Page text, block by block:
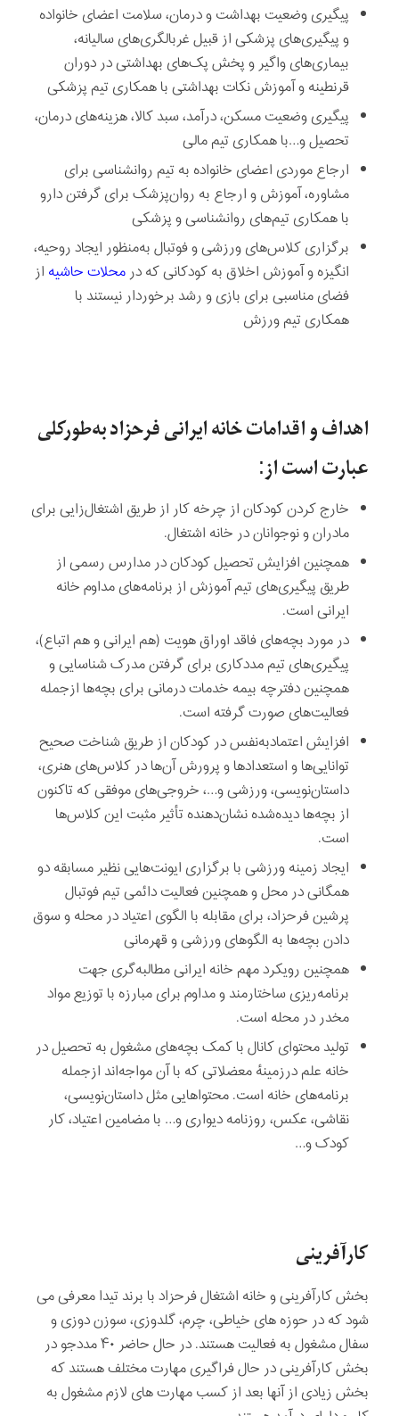
پیگیری وضعیت بهداشت و درمان، سلامت اعضای خانواده
و پیگیری‌های پزشکی از قبیل غربالگری‌های سالیانه،
بیماری‌های واگیر و پخش پک‌های بهداشتی در دوران
قرنطینه و آموزش نکات بهداشتی با همکاری تیم پزشکی
پیگیری وضعیت مسکن، درآمد، سبد کالا، هزینه‌های درمان،
تحصیل و…با همکاری تیم مالی
ارجاع موردی اعضای خانواده به تیم روانشناسی برای
مشاوره، آموزش و ارجاع به روان‌پزشک برای گرفتن دارو
با همکاری تیم‌های روانشناسی و پزشکی
برگزاری کلاس‌های ورزشی و فوتبال به‌منظور ایجاد روحیه،
انگیزه و آموزش اخلاق به کودکانی که درمحلات حاشیه از
فضای مناسبی برای بازی و رشد برخوردار نیستند با
همکاری تیم ورزش
اهداف و اقدامات خانه ایرانی فرحزاد به‌طورکلی
عبارت است از:
خارج کردن کودکان از چرخه کار از طریق اشتغال‌زایی برای
مادران و نوجوانان در خانه اشتغال.
همچنین افزایش تحصیل کودکان در مدارس رسمی از
طریق پیگیری‌های تیم آموزش از برنامه‌های مداوم خانه
ایرانی است.
در مورد بچه‌های فاقد اوراق هویت (هم ایرانی و هم اتباع)،
پیگیری‌های تیم مددکاری برای گرفتن مدرک شناسایی و
همچنین دفترچه بیمه خدمات درمانی برای بچه‌ها ازجمله
فعالیت‌های صورت گرفته است.
افزایش اعتمادبه‌نفس در کودکان از طریق شناخت صحیح
توانایی‌ها و استعدادها و پرورش آن‌ها در کلاس‌های هنری،
داستان‌نویسی، ورزشی و…، خروجی‌های موفقی که تاکنون
از بچه‌ها دیده‌شده نشان‌دهنده تأثیر مثبت این کلاس‌ها
است.
ایجاد زمینه ورزشی با برگزاری ایونت‌هایی نظیر مسابقه دو
همگانی در محل و همچنین فعالیت دائمی تیم فوتبال
پرشین فرحزاد، برای مقابله با الگوی اعتیاد در محله و سوق
دادن بچه‌ها به الگوهای ورزشی و قهرمانی
همچنین رویکرد مهم خانه ایرانی مطالبه‌گری جهت
برنامه‌ریزی ساختارمند و مداوم برای مبارزه با توزیع مواد
مخدر در محله است.
تولید محتوای کانال با کمک بچه‌های مشغول به تحصیل در
خانه علم درزمینهٔ معضلاتی که با آن مواجه‌اند ازجمله
برنامه‌های خانه است. محتواهایی مثل داستان‌نویسی،
نقاشی، عکس، روزنامه دیواری و… با مضامین اعتیاد، کار
کودک و…
کارآفرینی
بخش کارآفرینی و خانه اشتغال فرحزاد با برند تیدا معرفی می
شود که در حوزه های خیاطی، چرم، گلدوزی، سوزن دوزی و
سفال مشغول به فعالیت هستند. در حال حاضر ۴۰ مددجو در
بخش کارآفرینی در حال فراگیری مهارت مختلف هستند که
بخش زیادی از آنها بعد از کسب مهارت های لازم مشغول به